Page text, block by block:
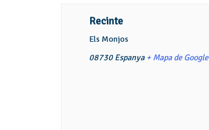
Recinte
Els Monjos
08730Espanya + Mapa de Google